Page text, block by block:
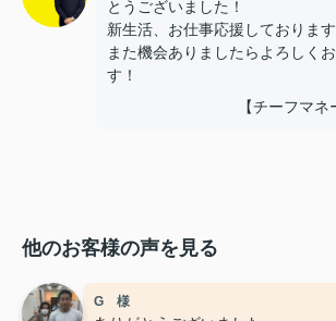
とうございました！
新生活、お仕事応援しております
また機会ありましたらよろしく
す！
【チーフマ
他のお客様の声を見る
G 様